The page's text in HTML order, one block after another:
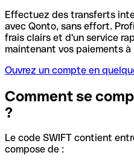
Effectuez des transferts
avec Qonto, sans effort.
frais clairs et d'un service
maintenant vos paiements à
Ouvrez un compte en
Comment se
?
Le code SWIFT contient
compose de :